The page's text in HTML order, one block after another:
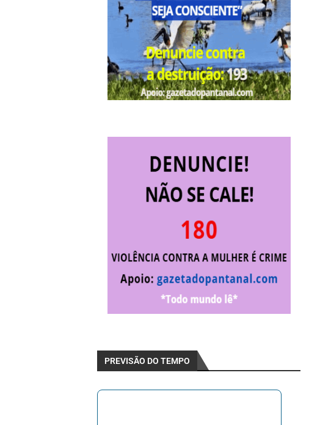
PREVISÃO DO TEMPO